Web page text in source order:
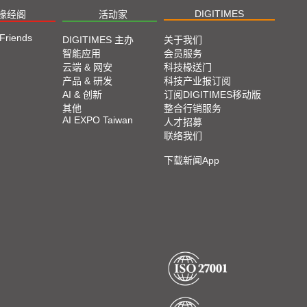
经阁 活动家 DIGITIMES
DIGITIMES 主办
智能应用
云端 & 网安
产品 & 研发
AI & 创新
其他
AI EXPO Taiwan
关于我们
会员服务
科技椽送门
科技产业报订阅
订阅DIGITIMES移动版
整合行销服务
人才招募
联络我们
下载新闻App